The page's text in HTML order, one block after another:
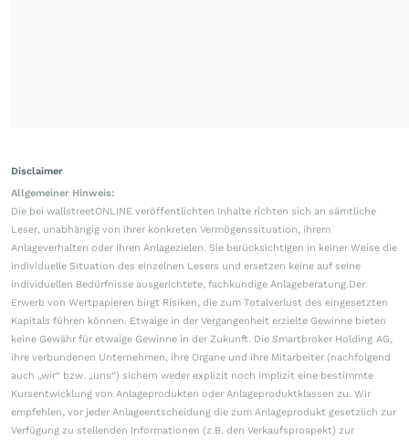
Disclaimer
Allgemeiner Hinweis:
Die bei wallstreetONLINE veröffentlichten Inhalte richten sich an sämtliche
Leser, unabhängig von ihrer konkreten Vermögenssituation, ihrem
Anlageverhalten oder ihren Anlagezielen. Sie berücksichtigen in keiner Weise die
individuelle Situation des einzelnen Lesers und ersetzen keine auf seine
individuellen Bedürfnisse ausgerichtete, fachkundige Anlageberatung.Der
Erwerb von Wertpapieren birgt Risiken, die zum Totalverlust des eingesetzten
Kapitals führen können. Etwaige in der Vergangenheit erzielte Gewinne bieten
keine Gewähr für etwaige Gewinne in der Zukunft. Die Smartbroker Holding AG,
ihre verbundenen Unternehmen, ihre Organe und ihre Mitarbeiter (nachfolgend
auch „wir“ bzw. „uns“) sichern weder explizit noch implizit eine bestimmte
Kursentwicklung von Anlageprodukten oder Anlageproduktklassen zu. Wir
empfehlen, vor jeder Anlageentscheidung die zum Anlageprodukt gesetzlich zur
Verfügung zu stellenden Informationen (z.B. den Verkaufsprospekt) zur